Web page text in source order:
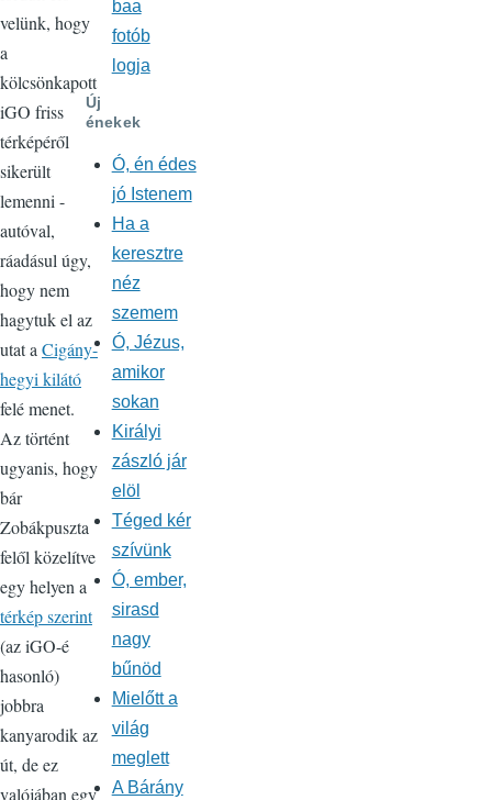
velünk, hogy
a
kölcsönkapott
iGO friss
térképéről
sikerült
lemenni -
autóval,
ráadásul úgy,
hogy nem
hagytuk el az
utat aCigány-
hegyi kilátó
felé menet.
Az történt
ugyanis, hogy
bár
Zobákpuszta
felől közelítve
egy helyen a
térkép szerint
(az iGO-é
hasonló)
jobbra
kanyarodik az
út, de ez
valójában egy
baa
fotób
logja
Új
énekek
Ó, én édes
jó Istenem
Ha a
keresztre
néz
szemem
Ó, Jézus,
amikor
sokan
Királyi
zászló jár
elöl
Téged kér
szívünk
Ó, ember,
sirasd
nagy
bűnöd
Mielőtt a
világ
meglett
A Bárány